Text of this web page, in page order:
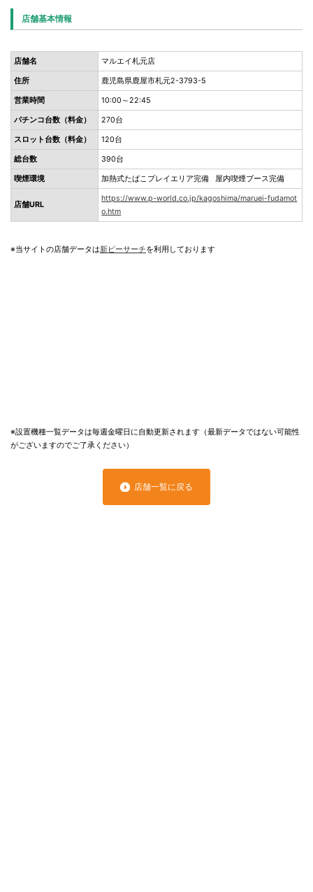
店舗基本情報
店舗名 マルエイ札元店
住所 鹿児島県鹿屋市札元2-3793-5
営業時間 10:00～22:45
パチンコ台数（料金） 270台
スロット台数（料金） 120台
総台数 390台
喫煙環境 加熱式たばこプレイエリア完備 屋内喫煙ブース完備
店舗URL
https://www.p-world.co.jp/kagoshima/maruei-fudamot
o.htm
※当サイトの店舗データは新ピーサーチを利用しております
※設置機種一覧データは毎週金曜日に自動更新されます（最新データではない可能性
がございますのでご了承ください）
店舗一覧に戻る